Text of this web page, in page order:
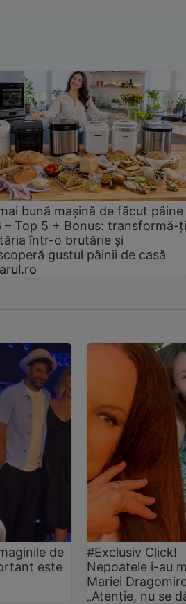
bună mașină de făcut pâine
– Top 5 + Bonus: transformă-ți
într-o brutărie și
gustul pâinii de casă
de
este
#Exclusiv Click!
Nepoatele i-au
Mariei
„Atenție, nu se